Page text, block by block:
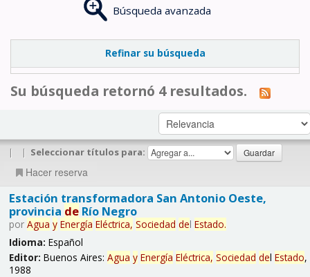
Búsqueda avanzada
Refinar su búsqueda
Su búsqueda retornó 4 resultados.
| | Seleccionar títulos para:
Hacer reserva
Estación transformadora San Antonio Oeste,
provincia deRío Negro
por Agua y Energía Eléctrica, Sociedad del Estado.
Idioma: Español
Editor: Buenos Aires: Agua y Energía Eléctrica, Sociedad del Estado,
1988